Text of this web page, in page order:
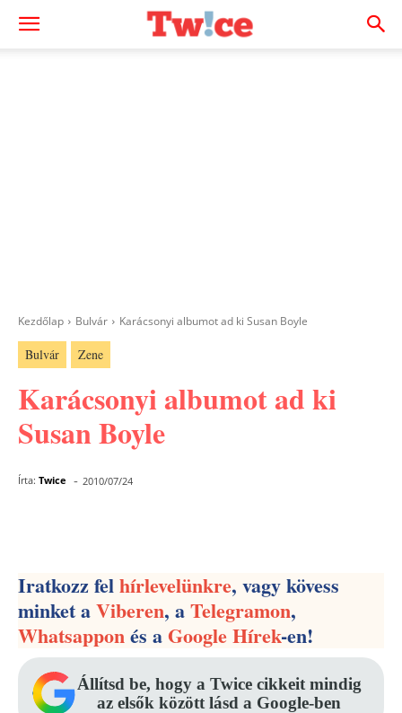
Kezdőlap Bulvár Karácsonyi albumot ad ki Susan Boyle
Bulvár Zene
Karácsonyi albumot ad ki
Susan Boyle
Írta: Twice - 2010/07/24
Iratkozz felhírlevelünkre, vagy kövess
minket aViberen, aTelegramon,
Whatsapponés aGoogle Hírek-en!
Állítsd be, hogy a Twice cikkeit mindig
az elsők között lásd a Google-ben